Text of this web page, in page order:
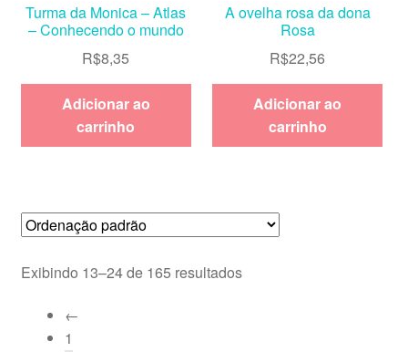
Turma da Monica – Atlas
– Conhecendo o mundo
R$8,35
Adicionar ao
carrinho
A ovelha rosa da dona
Rosa
R$22,56
Adicionar ao
carrinho
Exibindo 13–24 de 165 resultados
←
1